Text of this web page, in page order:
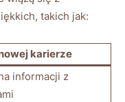
takich jak:
karierze
informacji z